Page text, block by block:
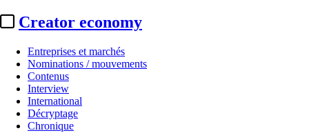
Creator economy
Entreprises et marchés
Nominations / mouvements
Contenus
Interview
International
Décryptage
Chronique